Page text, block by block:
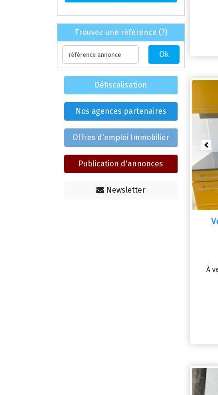
Trouvez une référence (?)
Défiscalisation
Nos agences partenaires
Offres d'emploi Immobilier
Publication d'annonces
Newsletter
À